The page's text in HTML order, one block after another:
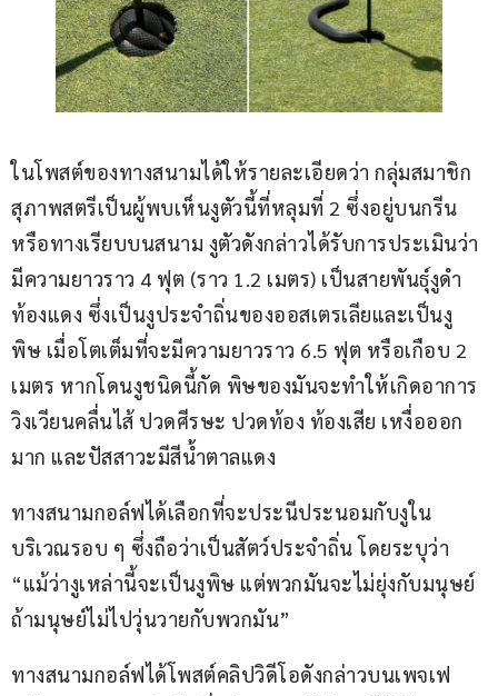
ในโพสต์ของทางสนามได้ให้รายละเอียดว่า กลุ่มสมาชิก
สุภาพสตรีเป็นผู้พบเห็นงูตัวนี้ที่หลุมที่ 2 ซึ่งอยู่บนกรีน
หรือทางเรียบบนสนาม งูตัวดังกล่าวได้รับการประเมินว่า
มีความยาวราว 4 ฟุต (ราว 1.2 เมตร) เป็นสายพันธุ์งูดำ
ท้องแดง ซึ่งเป็นงูประจำถิ่นของออสเตรเลียและเป็นงู
พิษ เมื่อโตเต็มที่จะมีความยาวราว 6.5 ฟุต หรือเกือบ 2
เมตร หากโดนงูชนิดนี้กัด พิษของมันจะทำให้เกิดอาการ
วิงเวียนคลื่นไส้ ปวดศีรษะ ปวดท้อง ท้องเสีย เหงื่อออก
มาก และปัสสาวะมีสีน้ำตาลแดง
ทางสนามกอล์ฟได้เลือกที่จะประนีประนอมกับงูใน
บริเวณรอบ ๆ ซึ่งถือว่าเป็นสัตว์ประจำถิ่น โดยระบุว่า
“แม้ว่างูเหล่านี้จะเป็นงูพิษ แต่พวกมันจะไม่ยุ่งกับมนุษย์
ถ้ามนุษย์ไม่ไปวุ่นวายกับพวกมัน”
ทางสนามกอล์ฟได้โพสต์คลิปวิดีโอดังกล่าวบนเพจเฟ